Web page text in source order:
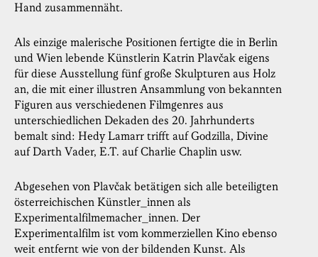
Hand zusammennäht.
Als einzige malerische Positionen fertigte die in Berlin
und Wien lebende Künstlerin Katrin Plavčak eigens
für diese Ausstellung fünf große Skulpturen aus Holz
an, die mit einer illustren Ansammlung von bekannten
Figuren aus verschiedenen Filmgenres aus
unterschiedlichen Dekaden des 20. Jahrhunderts
bemalt sind: Hedy Lamarr trifft auf Godzilla, Divine
auf Darth Vader, E.T. auf Charlie Chaplin usw.
Abgesehen von Plavčak betätigen sich alle beteiligten
österreichischen Künstler_innen als
Experimentalfilmemacher_innen. Der
Experimentalfilm ist vom kommerziellen Kino ebenso
weit entfernt wie von der bildenden Kunst. Als